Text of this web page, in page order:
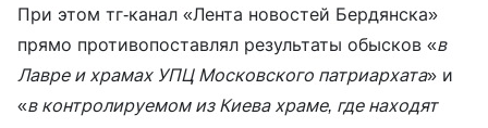
При этом тг-канал «Лента новостей Бердянска»
прямо противопоставлял результаты обысков «в
Лавре и храмах УПЦ Московского патриархата» и
«в контролируемом из Киева храме, где находят